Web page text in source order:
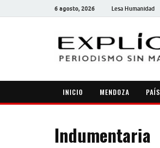
6 agosto, 2026 Lesa Humanidad
INICIO MENDOZA PAÍS
Indumentaria